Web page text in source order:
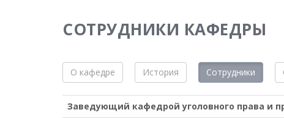
СОТРУДНИКИ КАФЕДРЫ
О кафедре История Сотрудники
Заведующий кафедрой уголовного права и